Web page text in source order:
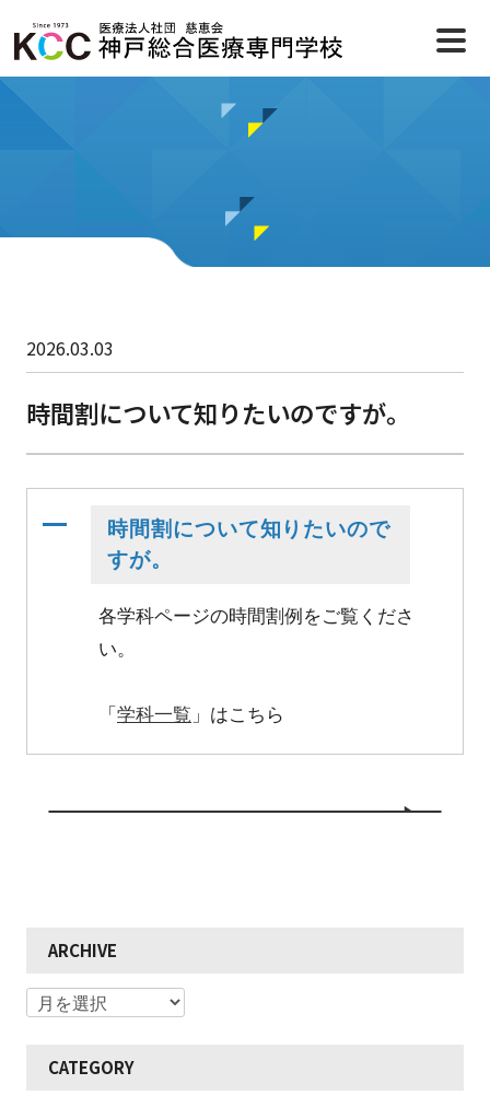
2026.03.03
時間割について知りたいのですが。
A
時間割について知りたいので
すが。
各学科ページの時間割例をご覧くださ
い。
「 学科一覧 」はこちら
ARCHIVE
CATEGORY